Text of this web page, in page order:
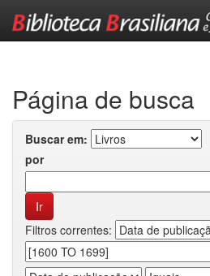
Página de busca
Buscar em:
por
Filtros correntes: